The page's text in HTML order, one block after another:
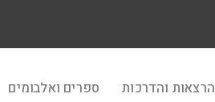
הרצאות והדרכות ספרים ואלבומים